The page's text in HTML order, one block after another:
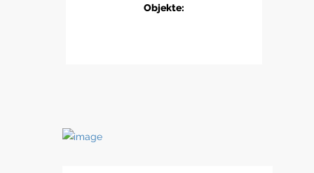
Objekte: